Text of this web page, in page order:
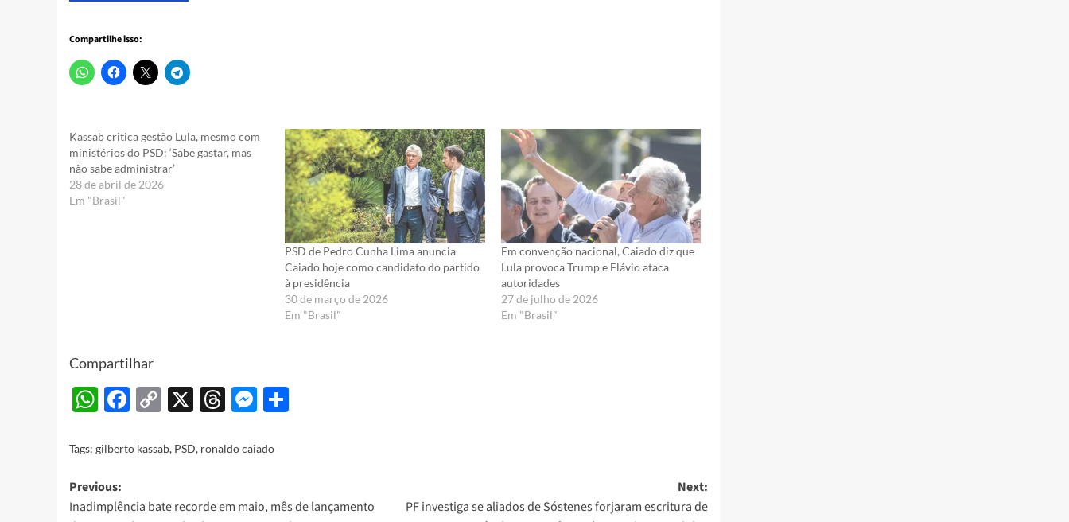
Compartilhe isso:
Kassab critica gestão Lula, mesmo com
ministérios do PSD: ‘Sabe gastar, mas
não sabe administrar’
28 de abril de 2026
Em "Brasil"
PSD de Pedro Cunha Lima anuncia
Caiado hoje como candidato do partido
à presidência
30 de março de 2026
Em "Brasil"
Em convenção nacional, Caiado diz que
Lula provoca Trump e Flávio ataca
autoridades
27 de julho de 2026
Em "Brasil"
Compartilhar
WhatsApp
Facebook
Copy
X Threads
Messenger
Tags: gilberto kassab, PSD, ronaldo caiado
Post
Previous:
Inadimplência bate recorde em maio, mês de lançamento
Next:
PF investiga se aliados de Sóstenes forjaram escritura de